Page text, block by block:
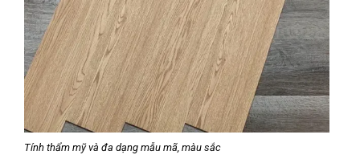
Tính thẩm mỹ và đa dạng mẫu mã, màu sắc